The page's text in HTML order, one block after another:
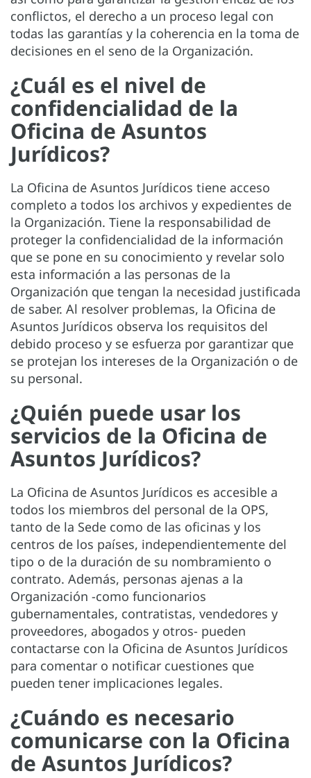
conflictos, el derecho a un proceso legal con
todas las garantías y la coherencia en la toma de
decisiones en el seno de la Organización.
¿Cuál es el nivel de
confidencialidad de la
Oficina de Asuntos
Jurídicos?
La Oficina de Asuntos Jurídicos tiene acceso
completo a todos los archivos y expedientes de
la Organización. Tiene la responsabilidad de
proteger la confidencialidad de la información
que se pone en su conocimiento y revelar solo
esta información a las personas de la
Organización que tengan la necesidad justificada
de saber. Al resolver problemas, la Oficina de
Asuntos Jurídicos observa los requisitos del
debido proceso y se esfuerza por garantizar que
se protejan los intereses de la Organización o de
su personal.
¿Quién puede usar los
servicios de la Oficina de
Asuntos Jurídicos?
La Oficina de Asuntos Jurídicos es accesible a
todos los miembros del personal de la OPS,
tanto de la Sede como de las oficinas y los
centros de los países, independientemente del
tipo o de la duración de su nombramiento o
contrato. Además, personas ajenas a la
Organización -como funcionarios
gubernamentales, contratistas, vendedores y
proveedores, abogados y otros- pueden
contactarse con la Oficina de Asuntos Jurídicos
para comentar o notificar cuestiones que
pueden tener implicaciones legales.
¿Cuándo es necesario
comunicarse con la Oficina
de Asuntos Jurídicos?